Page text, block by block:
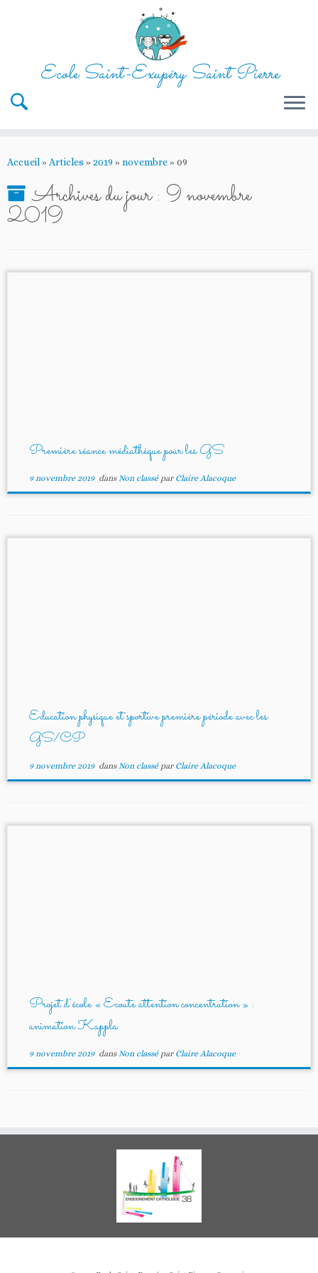
au
Ecole Saint-Exupéry Saint Pierre
Accueil » Articles » 2019 » novembre» 09
Archives du jour : 9 novembre
2019
Première séance médiathèque pour les GS
9 novembre 2019dansNon classé par Claire Alacoque
Education physique et sportive première période avec les
GS/CP
9 novembre 2019dansNon classé par Claire Alacoque
Projet d’école « Ecoute attention concentration » :
animation Kappla
9 novembre 2019dansNon classé par Claire Alacoque